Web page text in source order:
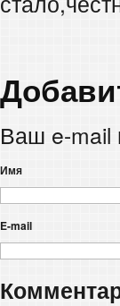
Ваш e-mail
Имя
E-mail